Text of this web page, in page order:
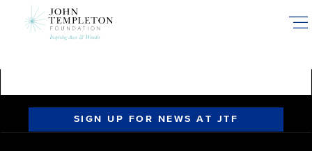
SIGN UP FOR NEWS AT JTF